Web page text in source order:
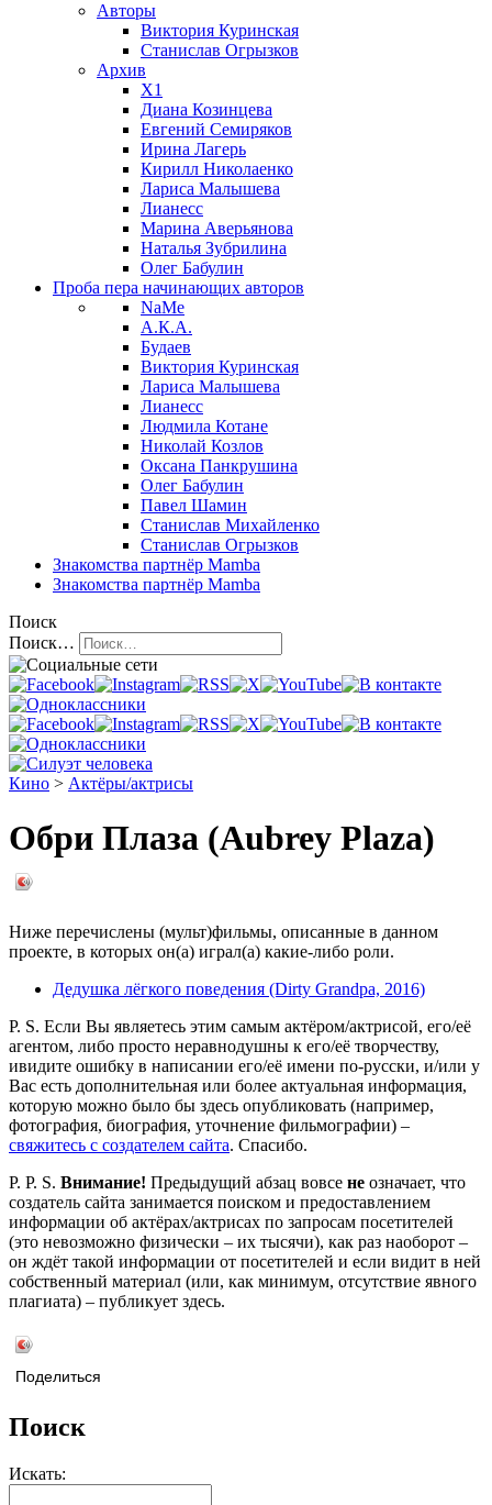
Авторы
Виктория Куринская
Станислав Огрызков
Архив
X1
Диана Козинцева
Евгений Семиряков
Ирина Лагерь
Кирилл Николаенко
Лариса Малышева
Лианесс
Марина Аверьянова
Наталья Зубрилина
Олег Бабулин
Проба пера начинающих авторов
NaMe
А.К.А.
Будаев
Виктория Куринская
Лариса Малышева
Лианесс
Людмила Котане
Николай Козлов
Оксана Панкрушина
Олег Бабулин
Павел Шамин
Станислав Михайленко
Станислав Огрызков
Знакомства партнёр Mamba
Знакомства партнёр Mamba
Поиск
Поиск…
Кино > Актёры/актрисы
Обри Плаза (Aubrey Plaza)
Ниже перечислены (мульт)фильмы, описанные в данном
проекте, в которых он(а) играл(а) какие-либо роли.
Дедушка лёгкого поведения (Dirty Grandpa, 2016)
P. S. Если Вы являетесь этим самым актёром/актрисой, его/её
агентом, либо просто неравнодушны к его/её творчеству,
ивидите ошибку в написании его/её имени по-русски, и/или у
Вас есть дополнительная или более актуальная информация,
которую можно было бы здесь опубликовать (например,
фотография, биография, уточнение фильмографии) –
свяжитесь с создателем сайта. Спасибо.
P. P. S. Внимание! Предыдущий абзац вовсе не означает, что
создатель сайта занимается поиском и предоставлением
информации об актёрах/актрисах по запросам посетителей
(это невозможно физически – их тысячи), как раз наоборот –
он ждёт такой информации от посетителей и если видит в ней
собственный материал (или, как минимум, отсутствие явного
плагиата) – публикует здесь.
Поделиться
Поиск
Искать: